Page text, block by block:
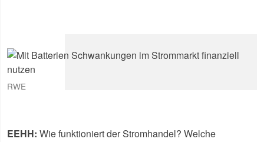
RWE
EEHH: Wie funktioniert der Stromhandel? Welche